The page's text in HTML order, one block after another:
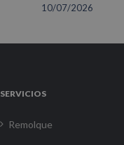
10/07/2026
SERVICIOS
Remolque